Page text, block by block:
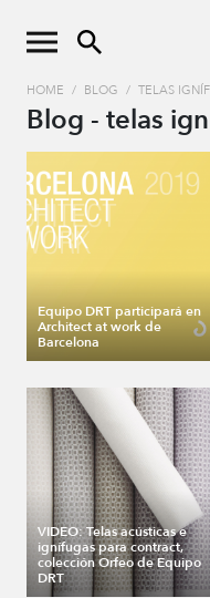
HOME / BLOG / TELAS
Blog - telas
Equipo DRT participará en
Architect at work de
Barcelona
VIDEO: Telas acústicas e
ignífugas para contract,
colección Orfeo de Equipo
DRT